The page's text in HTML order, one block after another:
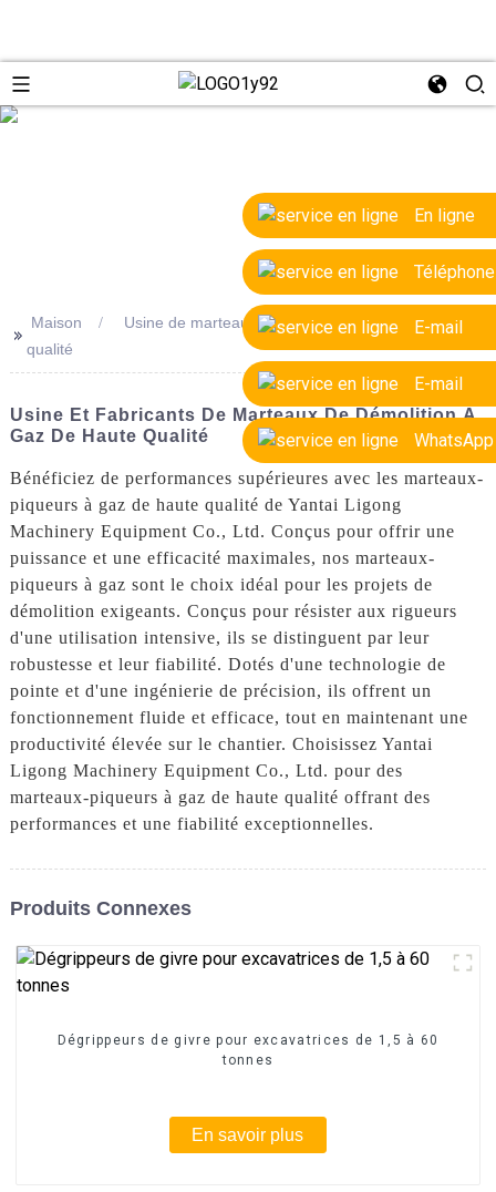
En ligne
Téléphone
E-mail
E-mail
WhatsApp
>>
Maison
Usine de marteaux de démolition à gaz de haute
qualité
Usine Et Fabricants De Marteaux De Démolition À
Gaz De Haute Qualité
Bénéficiez de performances supérieures avec les marteaux-
piqueurs à gaz de haute qualité de Yantai Ligong
Machinery Equipment Co., Ltd. Conçus pour offrir une
puissance et une efficacité maximales, nos marteaux-
piqueurs à gaz sont le choix idéal pour les projets de
démolition exigeants. Conçus pour résister aux rigueurs
d'une utilisation intensive, ils se distinguent par leur
robustesse et leur fiabilité. Dotés d'une technologie de
pointe et d'une ingénierie de précision, ils offrent un
fonctionnement fluide et efficace, tout en maintenant une
productivité élevée sur le chantier. Choisissez Yantai
Ligong Machinery Equipment Co., Ltd. pour des
marteaux-piqueurs à gaz de haute qualité offrant des
performances et une fiabilité exceptionnelles.
Produits Connexes
Dégrippeurs de givre pour excavatrices de 1,5 à 60
tonnes
En savoir plus